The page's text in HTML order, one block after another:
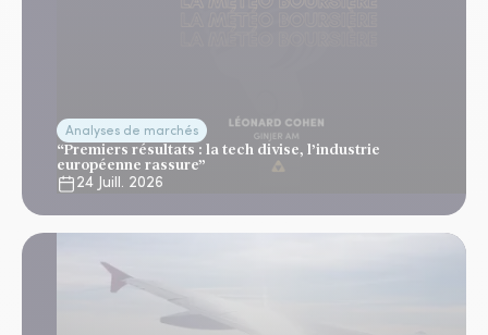
Analyses de marchés
“Premiers résultats : la tech divise, l’industrie
européenne rassure”
24 Juill. 2026